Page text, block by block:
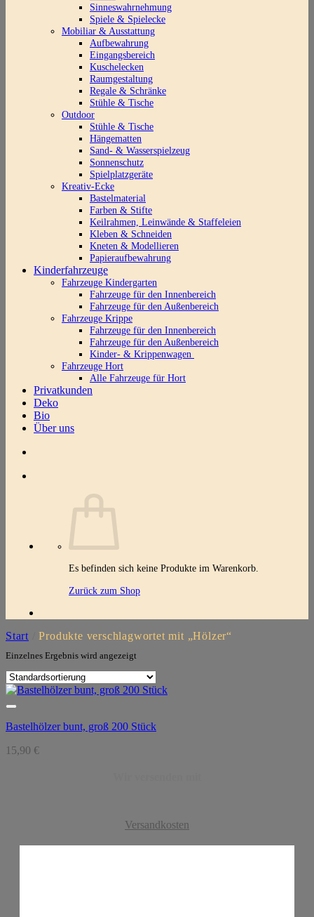
Sinneswahrnehmung
Spiele & Spielecke
Mobiliar & Ausstattung
Aufbewahrung
Eingangsbereich
Kuschelecken
Raumgestaltung
Regale & Schränke
Stühle & Tische
Outdoor
Stühle & Tische
Hängematten
Sand- & Wasserspielzeug
Sonnenschutz
Spielplatzgeräte
Kreativ-Ecke
Bastelmaterial
Farben & Stifte
Keilrahmen, Leinwände & Staffeleien
Kleben & Schneiden
Kneten & Modellieren
Papieraufbewahrung
Kinderfahrzeuge
Fahrzeuge Kindergarten
Fahrzeuge für den Innenbereich
Fahrzeuge für den Außenbereich
Fahrzeuge Krippe
Fahrzeuge für den Innenbereich
Fahrzeuge für den Außenbereich
Kinder- & Krippenwagen
Fahrzeuge Hort
Alle Fahrzeuge für Hort
Privatkunden
Deko
Bio
Über uns
Es befinden sich keine Produkte im Warenkorb.
Zurück zum Shop
Start Produkte verschlagwortet mit „Hölzer“
Einzelnes Ergebnis wird angezeigt
Bastelhölzer bunt, groß 200 Stück
15,90 €
Versandkosten